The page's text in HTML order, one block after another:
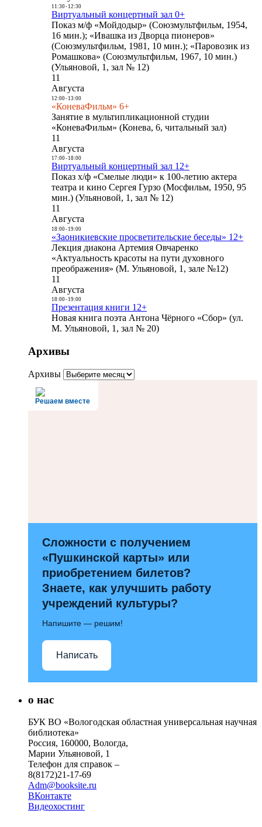
11:30- 12:30
Виртуальный концертный зал 0+
Показ м/ф «Мойдодыр» (Союзмультфильм, 1954,
16 мин.); «Ивашка из Дворца пионеров»
(Союзмультфильм, 1981, 10 мин.); «Паровозик из
Ромашкова» (Союзмультфильм, 1967, 10 мин.)
(Ульяновой, 1, зал № 12)
11
Августа
12:00- 13:00
«КоневаФильм» 6+
Занятие в мультипликационной студии
«КоневаФильм» (Конева, 6, читальный зал)
11
Августа
17:00- 18:00
Виртуальный концертный зал 12+
Показ х/ф «Смелые люди» к 100-летию актера
театра и кино Сергея Гурзо (Мосфильм, 1950, 95
мин.) (Ульяновой, 1, зал № 12)
11
Августа
18:00- 19:00
«Заоникиевские просветительские беседы» 12+
Лекция диакона Артемия Овчаренко
«Актуальность красоты на пути духовного
преображения» (М. Ульяновой, 1, зале №12)
11
Августа
18:00- 19:00
Презентация книги 12+
Новая книга поэта Антона Чёрного «Сбор» (ул.
М. Ульяновой, 1, зал № 20)
Архивы
Архивы
Решаем вместе
Сложности с получением
«Пушкинской карты» или
приобретением билетов?
Знаете, как улучшить работу
учреждений культуры?
Напишите — решим!
Написать
о нас
БУК ВО «Вологодская областная универсальная научная
библиотека»
Россия, 160000, Вологда,
Марии Ульяновой, 1
Телефон для справок –
8(8172)21-17-69
Adm@booksite.ru
ВКонтакте
Видеохостинг